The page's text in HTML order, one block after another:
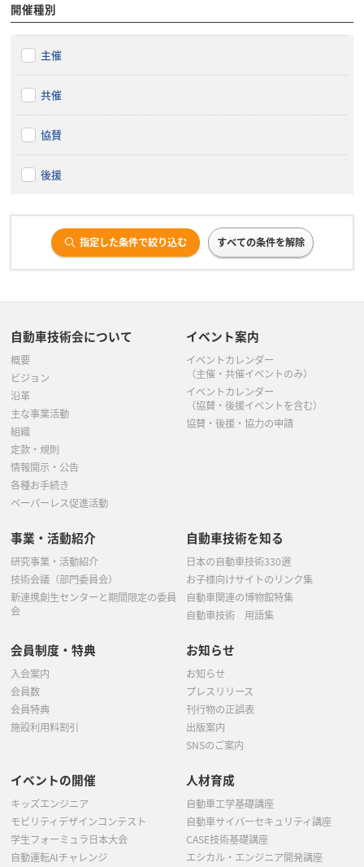
開催種別
主催
共催
協賛
後援
指定した条件で絞り込む すべての条件を解除
自動車技術会について
概要
ビジョン
沿革
主な事業活動
組織
定款・規則
情報開示・公告
各種お手続き
ペーパーレス促進活動
イベント案内
イベントカレンダー
（主催・共催イベントのみ）
イベントカレンダー
（協賛・後援イベントを含む）
協賛・後援・協力の申請
事業・活動紹介
研究事業・活動紹介
技術会議（部門委員会）
新連携創生センターと期間限定の委員
会
自動車技術を知る
日本の自動車技術330選
お子様向けサイトのリンク集
自動車関連の博物館特集
自動車技術 用語集
会員制度・特典
入会案内
会員数
会員特典
施設利用料割引
お知らせ
お知らせ
プレスリリース
刊行物の正誤表
出版案内
SNSのご案内
イベントの開催
キッズエンジニア
モビリティデザインコンテスト
学生フォーミュラ日本大会
自動運転AIチャレンジ
人材育成
自動車工学基礎講座
自動車サイバーセキュリティ講座
CASE技術基礎講座
エシカル・エンジニア開発講座